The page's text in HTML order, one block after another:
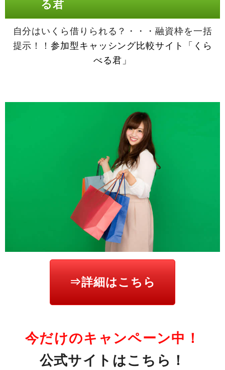
る君
自分はいくら借りられる？・・・融資枠を一括
提示！！参加型キャッシング比較サイト「くら
べる君」
⇒詳細はこちら
今だけのキャンペーン中！
公式サイトはこちら！